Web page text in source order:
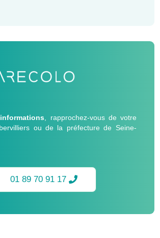
, rapprochez-vous de votre
ou de la préfecture de Seine-
01 89 70 91 17